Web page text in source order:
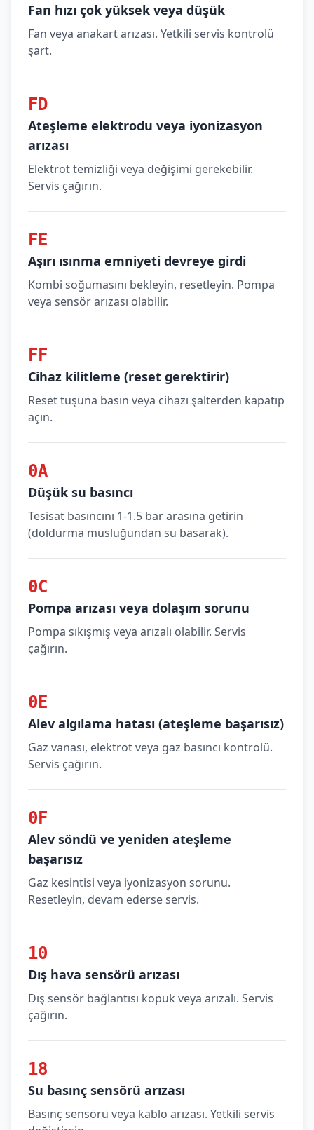
Fan hızı çok yüksek veya düşük
Fan veya anakart arızası. Yetkili servis kontrolü
şart.
FD
Ateşleme elektrodu veya iyonizasyon
arızası
Elektrot temizliği veya değişimi gerekebilir.
Servis çağırın.
FE
Aşırı ısınma emniyeti devreye girdi
Kombi soğumasını bekleyin, resetleyin. Pompa
veya sensör arızası olabilir.
FF
Cihaz kilitleme (reset gerektirir)
Reset tuşuna basın veya cihazı şalterden kapatıp
açın.
0A
Düşük su basıncı
Tesisat basıncını 1-1.5 bar arasına getirin
(doldurma musluğundan su basarak).
0C
Pompa arızası veya dolaşım sorunu
Pompa sıkışmış veya arızalı olabilir. Servis
çağırın.
0E
Alev algılama hatası (ateşleme başarısız)
Gaz vanası, elektrot veya gaz basıncı kontrolü.
Servis çağırın.
0F
Alev söndü ve yeniden ateşleme
başarısız
Gaz kesintisi veya iyonizasyon sorunu.
Resetleyin, devam ederse servis.
10
Dış hava sensörü arızası
Dış sensör bağlantısı kopuk veya arızalı. Servis
çağırın.
18
Su basınç sensörü arızası
Basınç sensörü veya kablo arızası. Yetkili servis